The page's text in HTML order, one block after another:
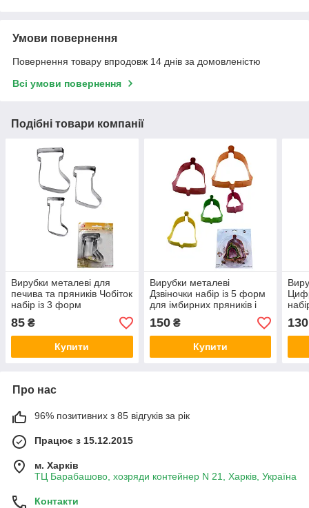
Умови повернення
Повернення товару впродовж 14 днів за домовленістю
Всі умови повернення
Подібні товари компанії
Вирубки металеві для
печива та пряників Чобіток
набір із 3 форм
85 ₴
Купити
Вирубки металеві
Дзвіночки набір із 5 форм
для імбирних пряників і
печива
150₴
Купити
130
Про нас
96% позитивних з 85 відгуків за рік
Працює з 15.12.2015
м. Харків
ТЦ Барабашово, хозряди контейнер N 21, Харків, Україна
Контакти